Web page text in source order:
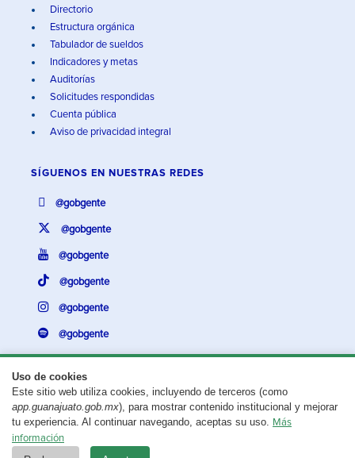
Uso de cookies
Este sitio web utiliza cookies, incluyendo de terceros (como
app.guanajuato.gob.mx), para mostrar contenido institucional y mejorar
tu experiencia. Al continuar navegando, aceptas su uso. Más
información
Directorio
Estructura orgánica
Tabulador de sueldos
Indicadores y metas
Auditorías
Solicitudes respondidas
Cuenta pública
Aviso de privacidad integral
SÍGUENOS EN NUESTRAS REDES
@gobgente
@gobgente
@gobgente
@gobgente
@gobgente
@gobgente
¿Existe algún problema con esta página?Repórtalo aquí.
Aviso legal